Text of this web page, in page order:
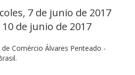
7 de junio de 2017
de junio de 2017
de Comércio Álvares Penteado -